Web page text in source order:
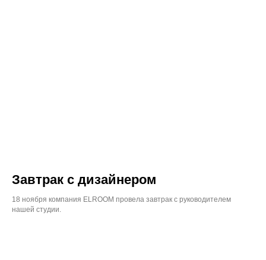
Завтрак с дизайнером
18 ноября компания ELROOM провела завтрак с руководителем
нашей студии.